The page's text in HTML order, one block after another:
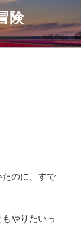
険
のに、すで
やりたいっ